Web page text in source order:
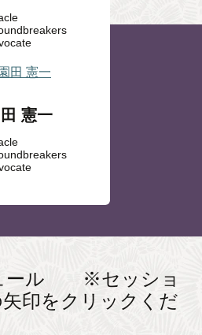
憲一
ール ※セッショ
印をクリックくだ